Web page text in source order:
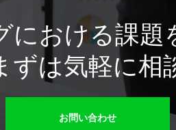
おける課題
ずは気軽に相
お問い合わせ